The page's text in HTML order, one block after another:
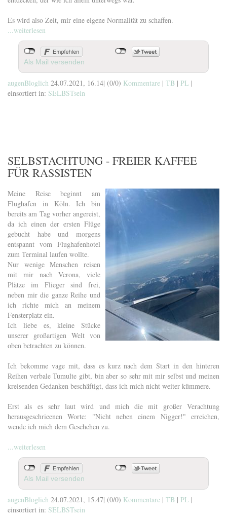
Es wird also Zeit, mir eine eigene Normalität zu schaffen.
...weiterlesen
Als Mail versenden
augenBloglich 24.07.2021, 16.14| (0/0) Kommentare | TB | PL |
einsortiert in: SELBSTsein
SELBSTACHTUNG - FREIER KAFFEE
FÜR RASSISTEN
Meine Reise beginnt am
Flughafen in Köln. Ich bin
bereits am Tag vorher angereist,
da ich einen der ersten Flüge
gebucht habe und morgens
entspannt vom Flughafenhotel
zum Terminal laufen wollte.
Nur wenige Menschen reisen
mit mir nach Verona, viele
Plätze im Flieger sind frei,
neben mir die ganze Reihe und
ich richte mich an meinem
Fensterplatz ein.
Ich liebe es, kleine Stücke
unserer großartigen Welt von
oben betrachten zu können.
Ich bekomme vage mit, dass es kurz nach dem Start in den hinteren
Reihen verbale Tumulte gibt, bin aber so sehr mit mir selbst und meinen
kreisenden Gedanken beschäftigt, dass ich mich nicht weiter kümmere.
Erst als es sehr laut wird und mich die mit großer Verachtung
herausgeschrieenen Worte: "Nicht neben einem Nigger!" erreichen,
wende ich mich dem Geschehen zu.
...weiterlesen
Als Mail versenden
augenBloglich 24.07.2021, 15.47| (0/0) Kommentare | TB | PL |
einsortiert in: SELBSTsein